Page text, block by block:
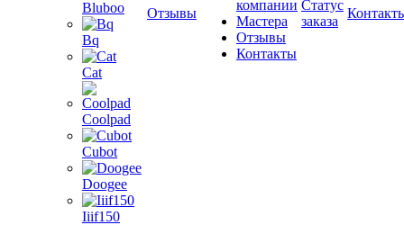
Bluboo
Bq
Cat
Coolpad
Cubot
Doogee
Iiif150
Отзывы
компании
Мастера
Отзывы
Контакты
Статус
заказа